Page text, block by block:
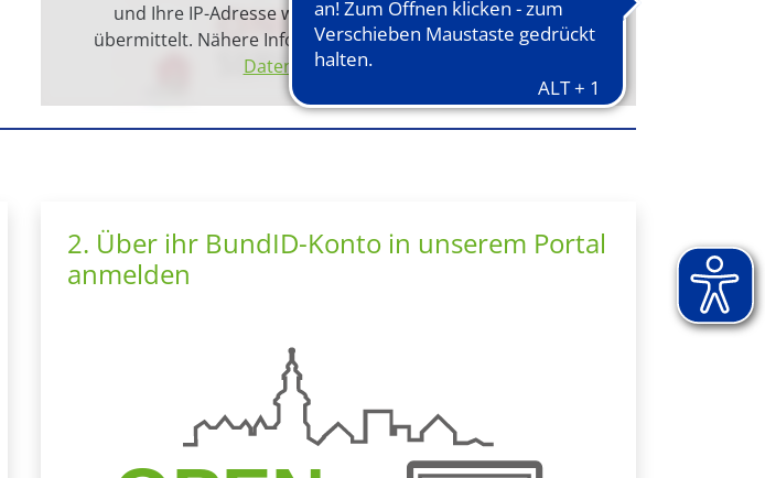
und Ihre IP-Adresse wird anhttps://www.youtube.com
übermittelt. Nähere Informationen entnehmen Sie unserer
Datenschutzerklärung
2. Über ihr BundID-Konto in unserem Portal
anmelden